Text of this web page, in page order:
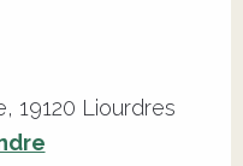
19120 Liourdres